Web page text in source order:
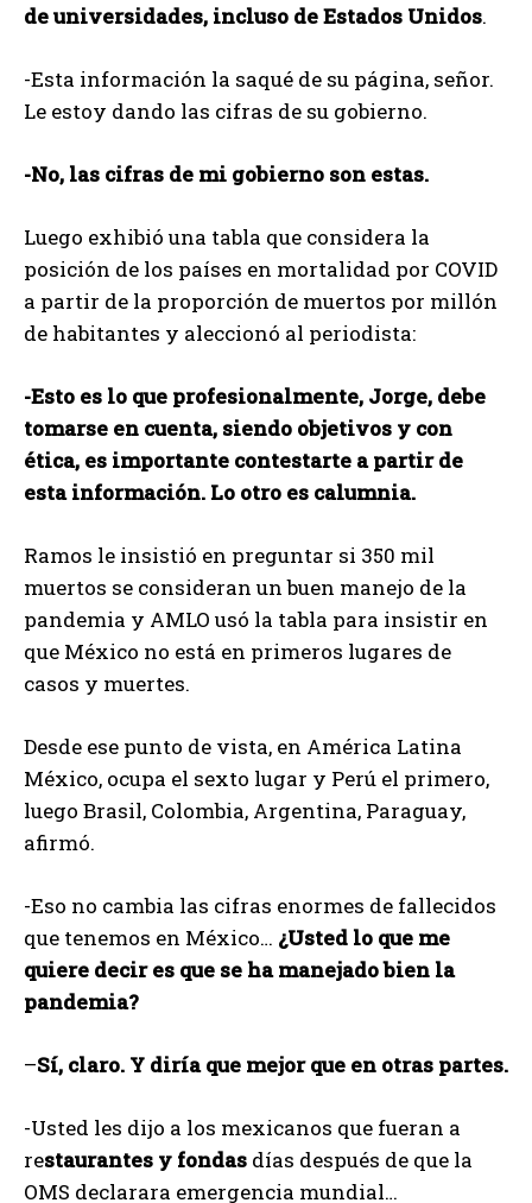
de universidades, incluso de Estados Unidos.
-Esta información la saqué de su página, señor.
Le estoy dando las cifras de su gobierno.
-No, las cifras de mi gobierno son estas.
Luego exhibió una tabla que considera la
posición de los países en mortalidad por COVID
a partir de la proporción de muertos por millón
de habitantes y aleccionó al periodista:
-Esto es lo que profesionalmente, Jorge, debe
tomarse en cuenta, siendo objetivos y con
ética, es importante contestarte a partir de
esta información. Lo otro es calumnia.
Ramos le insistió en preguntar si 350 mil
muertos se consideran un buen manejo de la
pandemia y AMLO usó la tabla para insistir en
que México no está en primeros lugares de
casos y muertes.
Desde ese punto de vista, en América Latina
México, ocupa el sexto lugar y Perú el primero,
luego Brasil, Colombia, Argentina, Paraguay,
afirmó.
-Eso no cambia las cifras enormes de fallecidos
que tenemos en México… ¿Usted lo que me
quiere decir es que se ha manejado bien la
pandemia?
–Sí, claro. Y diría que mejor que en otras partes.
-Usted les dijo a los mexicanos que fueran a
restaurantes y fondas días después de que la
OMS declarara emergencia mundial…